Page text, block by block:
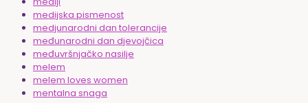
medijska pismenost
medjunarodni dan tolerancije
međunarodni dan djevojčica
međuvršnjačko nasilje
melem
melem loves women
mentalna snaga